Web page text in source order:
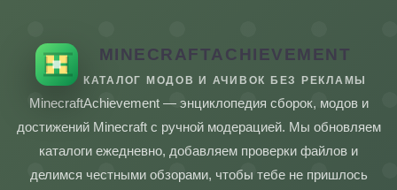
MINECRAFTACHIEVEMENT
КАТАЛОГ МОДОВ И АЧИВОК БЕЗ РЕКЛАМЫ
MinecraftAchievement — энциклопедия сборок, модов и
достижений Minecraft с ручной модерацией. Мы обновляем
каталоги ежедневно, добавляем проверки файлов и
делимся честными обзорами, чтобы тебе не пришлось